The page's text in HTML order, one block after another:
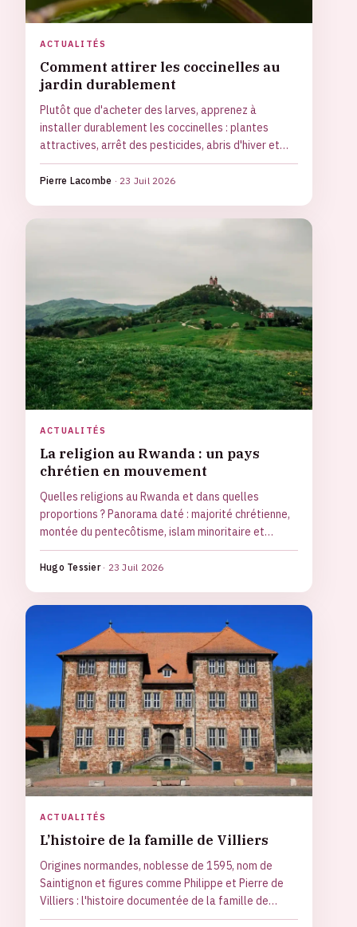
ACTUALITÉS
Comment attirer les coccinelles au
jardin durablement
Plutôt que d'acheter des larves, apprenez à
installer durablement les coccinelles : plantes
attractives, arrêt des pesticides, abris d'hiver et
calendrier d'actions saison par saison.
Pierre Lacombe · 23 Juil 2026
ACTUALITÉS
La religion au Rwanda : un pays
chrétien en mouvement
Quelles religions au Rwanda et dans quelles
proportions ? Panorama daté : majorité chrétienne,
montée du pentecôtisme, islam minoritaire et
mémoire de 1994.
Hugo Tessier · 23 Juil 2026
ACTUALITÉS
L’histoire de la famille de Villiers
Origines normandes, noblesse de 1595, nom de
Saintignon et figures comme Philippe et Pierre de
Villiers : l'histoire documentée de la famille de
Villiers.